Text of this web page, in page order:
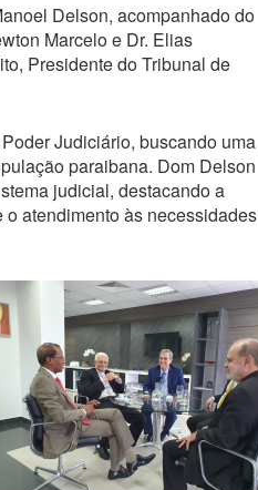
Delson, acompanhado do
Marcelo e Dr. Elias
Presidente do Tribunal de
Judiciário, buscando uma
paraibana. Dom Delson
judicial, destacando a
atendimento às necessidades